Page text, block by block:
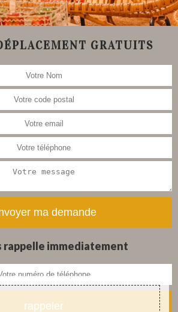
GRATUITS
rappelle immediatement
de meubles, tableau,
et objets anciens